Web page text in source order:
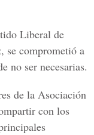
Liberal de
se comprometió a
no ser necesarias.
de la Asociación
con los